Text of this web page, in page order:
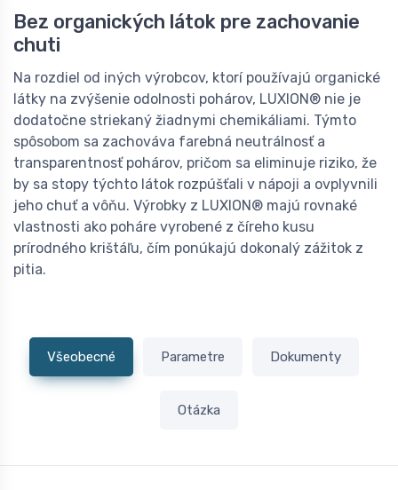
Bez organických látok pre zachovanie
chuti
Na rozdiel od iných výrobcov, ktorí používajú organické
látky na zvýšenie odolnosti pohárov, LUXION® nie je
dodatočne striekaný žiadnymi chemikáliami. Týmto
spôsobom sa zachováva farebná neutrálnosť a
transparentnosť pohárov, pričom sa eliminuje riziko, že
by sa stopy týchto látok rozpúšťali v nápoji a ovplyvnili
jeho chuť a vôňu. Výrobky z LUXION® majú rovnaké
vlastnosti ako poháre vyrobené z číreho kusu
prírodného krištáľu, čím ponúkajú dokonalý zážitok z
pitia.
Všeobecné Parametre Dokumenty
Otázka